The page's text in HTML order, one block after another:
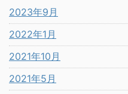
2023年9月
2022年1月
2021年10月
2021年5月